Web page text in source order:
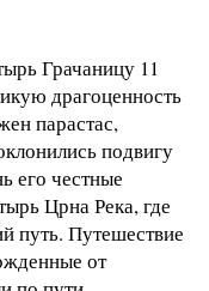
Грачаницу 11
драгоценность
парастас,
подвигу
его честные
Црна Река, где
путь. Путешествие
от